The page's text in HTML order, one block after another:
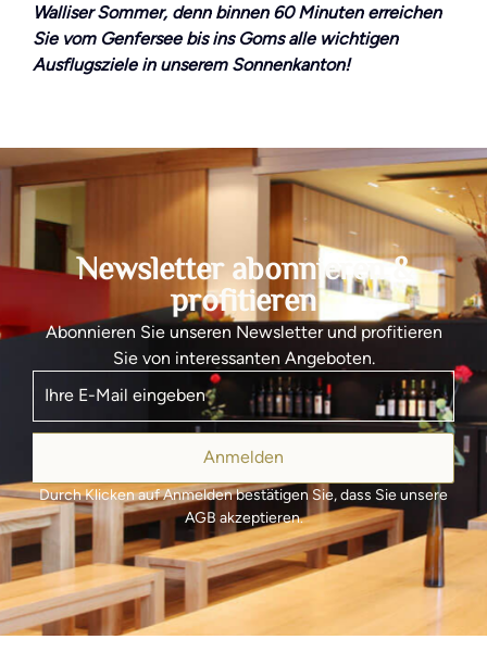
Walliser Sommer, denn binnen 60 Minuten erreichen
Sie vom Genfersee bis ins Goms alle wichtigen
Ausflugsziele in unserem Sonnenkanton!
Newsletter abonnieren &
profitieren
Abonnieren Sie unseren Newsletter und profitieren
Sie von interessanten Angeboten.
Anmelden
Durch Klicken auf Anmelden bestätigen Sie, dass Sie unsere
AGB akzeptieren.